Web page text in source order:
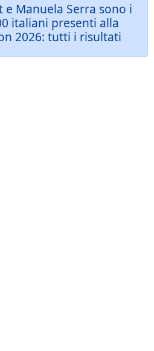
e Manuela Serra sono i
italiani presenti alla
2026: tutti i risultati